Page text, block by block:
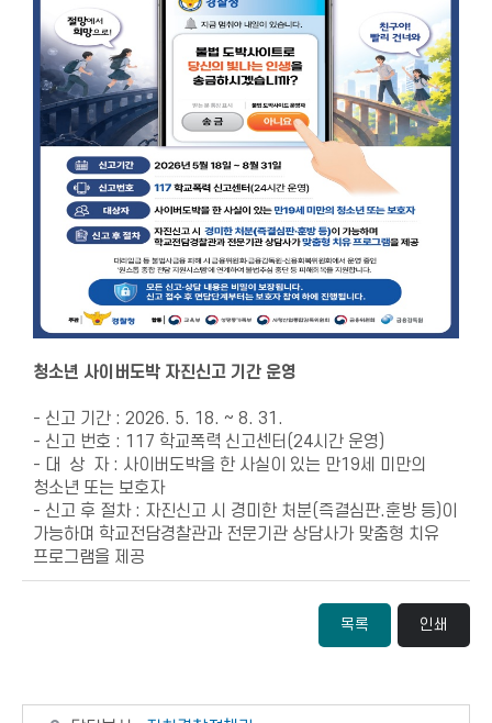
청소년 사이버도박 자진신고 기간 운영
- 신고 기간 : 2026. 5. 18. ~ 8. 31.
- 신고 번호 : 117 학교폭력 신고센터(24시간 운영)
- 대 상 자 : 사이버도박을 한 사실이 있는 만19세 미만의
청소년 또는 보호자
- 신고 후 절차 : 자진신고 시 경미한 처분(즉결심판.훈방 등)이
가능하며 학교전담경찰관과 전문기관 상담사가 맞춤형 치유
프로그램을 제공
목록 인쇄